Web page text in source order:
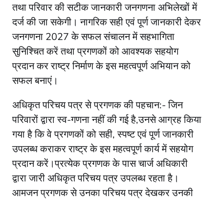
तथा परिवार की सटीक जानकारी जनगणना अभिलेखों में
दर्ज की जा सकेगी। नागरिक सही एवं पूर्ण जानकारी देकर
जनगणना 2027 के सफल संचालन में सहभागिता
सुनिश्चित करें तथा प्रगणकों को आवश्यक सहयोग
प्रदान कर राष्ट्र निर्माण के इस महत्वपूर्ण अभियान को
सफल बनाएं।
अधिकृत परिचय पत्र से प्रगणक की पहचान:- जिन
परिवारों द्वारा स्व-गणना नहीं की गई है,उनसे आग्रह किया
गया है कि वे प्रगणकों को सही, स्पष्ट एवं पूर्ण जानकारी
उपलब्ध कराकर राष्ट्र के इस महत्वपूर्ण कार्य में सहयोग
प्रदान करें।प्रत्येक प्रगणक के पास चार्ज अधिकारी
द्वारा जारी अधिकृत परिचय पत्र उपलब्ध रहता है।
आमजन प्रगणक से उनका परिचय पत्र देखकर उनकी